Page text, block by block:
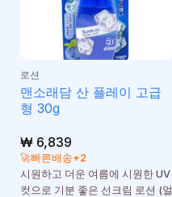
로션
맨소래담 산 플레이 고급
형 30g
₩6,839
🚀빠른배송+2
시원하고 더운 여름에 시원한 UV
컷으로 기분 좋은 선크림 로션 (얼